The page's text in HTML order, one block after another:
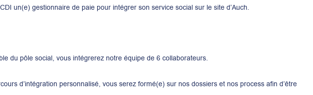
un(e) gestionnaire de paie pour intégrer son service social sur le site d’Auch.
du pôle social, vous intégrerez notre équipe de 6 collaborateurs.
d’intégration personnalisé, vous serez formé(e) sur nos dossiers et nos process afin d’être